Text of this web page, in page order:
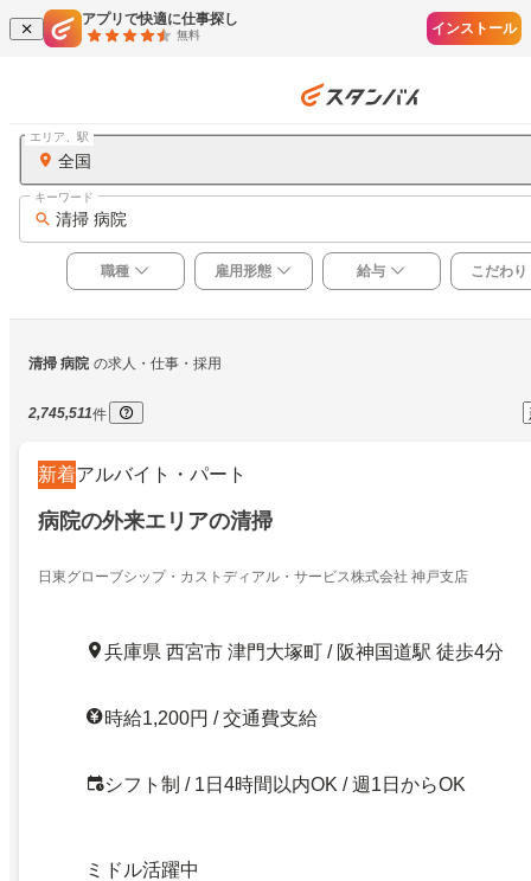
アプリで快適に仕事探し
無料 インストール
全国
エリア、駅
清掃 病院
キーワード
職種 雇用形態 給与 こだわり
清掃 病院 の求人・仕事・採用
2,745,511件
新着アルバイト・パート
病院の外来エリアの清掃
日東グローブシップ・カストディアル・サービス株式会社 神戸支店
兵庫県 西宮市 津門大塚町 / 阪神国道駅 徒歩4分
時給1,200円 / 交通費支給
シフト制 / 1日4時間以内OK / 週1日からOK
ミドル活躍中